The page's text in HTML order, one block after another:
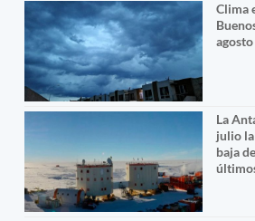
Clima
agosto
La
julio
baja